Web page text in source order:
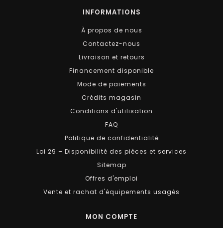
INFORMATIONS
À propos de nous
Contactez-nous
Livraison et retours
Financement disponible
Mode de paiements
Crédits magasin
Conditions d'utilisation
FAQ
Politique de confidentialité
Loi 29 – Disponibilité des pièces et services
Sitemap
Offres d'emploi
Vente et rachat d'équipements usagés
MON COMPTE